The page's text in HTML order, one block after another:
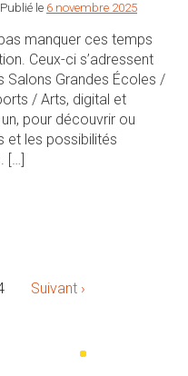
Publié le 6 novembre 2025
manquer ces temps
Ceux-ci s’adressent
Salons Grandes Écoles /
/ Arts, digital et
pour découvrir ou
et les possibilités
[…]
Suivant ›